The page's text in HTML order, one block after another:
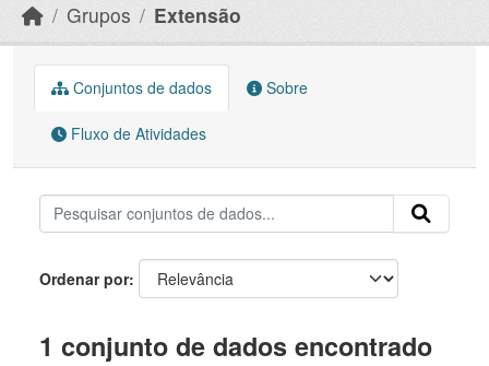
Grupos Extensão
Conjuntos de dados Sobre
Fluxo de Atividades
Ordenar por
1 conjunto de dados encontrado